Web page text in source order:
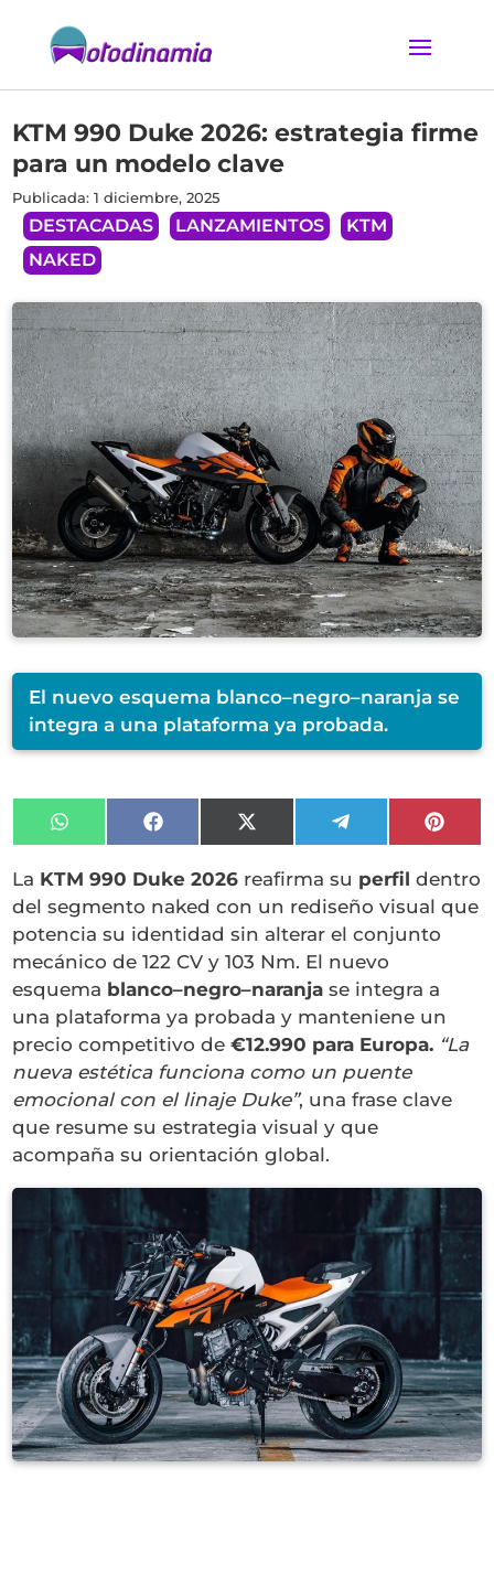
KTM 990 Duke 2026: estrategia firme
para un modelo clave
Publicada: 1 diciembre, 2025
DESTACADAS LANZAMIENTOS
KTM
NAKED
El nuevo esquema blanco–negro–naranja se
integra a una plataforma ya probada.
Compartir
en
Compartir
en
Facebook
Compartir
en
(Twitter)
Compartir
en
Telegram
en
La KTM 990 Duke 2026 reafirma su perfil dentro
del segmento naked con un rediseño visual que
potencia su identidad sin alterar el conjunto
mecánico de 122 CV y 103 Nm. El nuevo
esquema blanco–negro–naranja se integra a
una plataforma ya probada y manteniene un
precio competitivo de€12.990 para Europa. “La
nueva estética funciona como un puente
emocional con el linaje Duke”, una frase clave
que resume su estrategia visual y que
acompaña su orientación global.